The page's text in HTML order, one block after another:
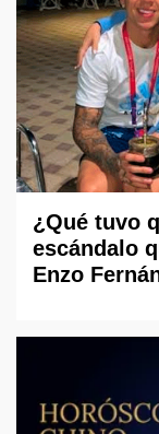
¿Qué tuvo
escándalo
Enzo